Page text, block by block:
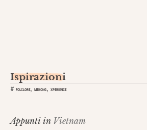
Ispirazioni
# FOLCLORE, MEKONG, XPERIENCE
Appunti in Vietnam